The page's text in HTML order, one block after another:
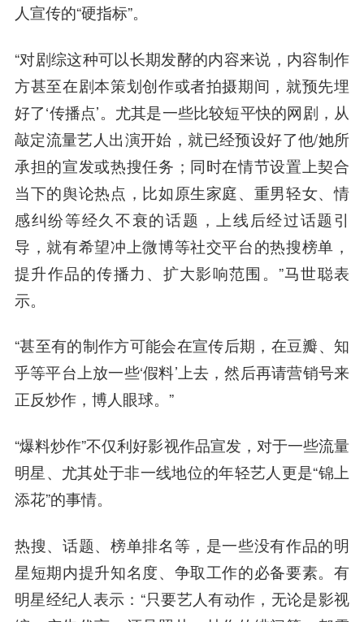
人宣传的“硬指标”。
“对剧综这种可以长期发酵的内容来说，内容制作
方甚至在剧本策划创作或者拍摄期间，就预先埋
好了‘传播点’。尤其是一些比较短平快的网剧，从
敲定流量艺人出演开始，就已经预设好了他/她所
承担的宣发或热搜任务；同时在情节设置上契合
当下的舆论热点，比如原生家庭、重男轻女、情
感纠纷等经久不衰的话题，上线后经过话题引
导，就有希望冲上微博等社交平台的热搜榜单，
提升作品的传播力、扩大影响范围。”马世聪表
示。
“甚至有的制作方可能会在宣传后期，在豆瓣、知
乎等平台上放一些‘假料’上去，然后再请营销号来
正反炒作，博人眼球。”
“爆料炒作”不仅利好影视作品宣发，对于一些流量
明星、尤其处于非一线地位的年轻艺人更是“锦上
添花”的事情。
热搜、话题、榜单排名等，是一些没有作品的明
星短期内提升知名度、争取工作的必备要素。有
明星经纪人表示：“只要艺人有动作，无论是影视